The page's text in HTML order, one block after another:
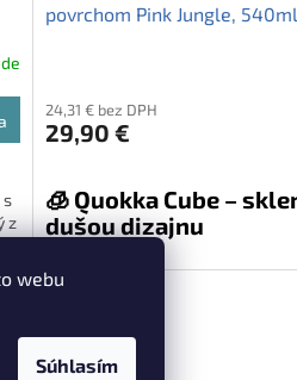
webu
Súhlasím
s
z
povrchom Pink Jungle,
24,31 € bez DPH
29,90 €
🧊 Quokka Cube –
dušou dizajnu
Quokka Cube – luxusný
objem 540 ml. Štýl, ktorý cítiš v
spoločník na každý nápoj. 💧🌿